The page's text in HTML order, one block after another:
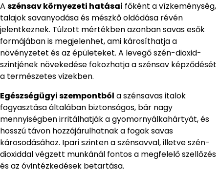
A szénsav környezeti hatásai főként a vízkeménység,
talajok savanyodása és mészkő oldódása révén
jelentkeznek. Túlzott mértékben azonban savas esők
formájában is megjelenhet, ami károsíthatja a
növényzetet és az épületeket. A levegő szén-dioxid-
szintjének növekedése fokozhatja a szénsav képződését
a természetes vizekben.
Egészségügyi szempontból a szénsavas italok
fogyasztása általában biztonságos, bár nagy
mennyiségben irritálhatják a gyomornyálkahártyát, és
hosszú távon hozzájárulhatnak a fogak savas
károsodásához. Ipari szinten a szénsavval, illetve szén-
dioxiddal végzett munkánál fontos a megfelelő szellőzés
és az óvintézkedések betartása.